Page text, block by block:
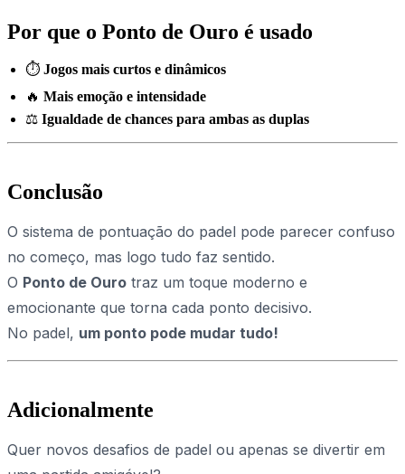
Por que o Ponto de Ouro é usado
⏱ Jogos mais curtos e dinâmicos
🔥 Mais emoção e intensidade
⚖️ Igualdade de chances para ambas as duplas
Conclusão
O sistema de pontuação do padel pode parecer confuso
no começo, mas logo tudo faz sentido.
O Ponto de Ouro traz um toque moderno e
emocionante que torna cada ponto decisivo.
No padel, um ponto pode mudar tudo!
Adicionalmente
Quer novos desafios de padel ou apenas se divertir em